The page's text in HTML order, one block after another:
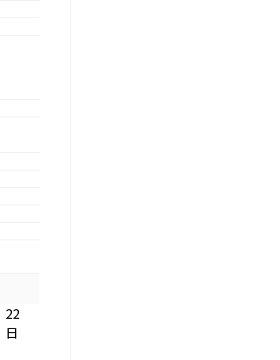
22
日